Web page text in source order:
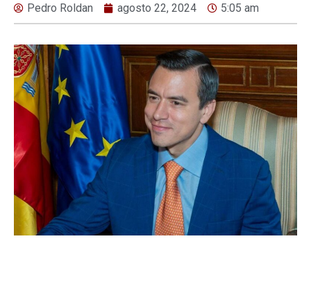
Pedro Roldan agosto 22, 2024 5:05 am